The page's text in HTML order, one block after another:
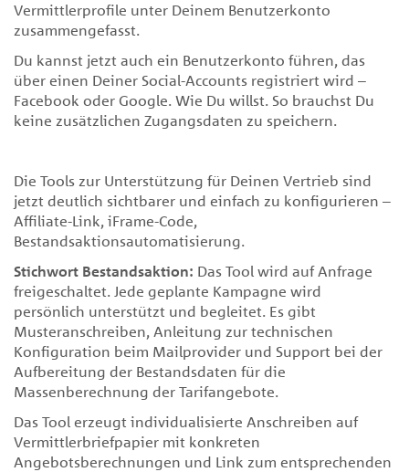
Vermittlerprofile unter Deinem Benutzerkonto
zusammengefasst.
Du kannst jetzt auch ein Benutzerkonto führen, das
über einen Deiner Social-Accounts registriert wird –
Facebook oder Google. Wie Du willst. So brauchst Du
keine zusätzlichen Zugangsdaten zu speichern.
Die Tools zur Unterstützung für Deinen Vertrieb sind
jetzt deutlich sichtbarer und einfach zu konfigurieren –
Affiliate-Link, iFrame-Code,
Bestandsaktionsautomatisierung.
Stichwort Bestandsaktion: Das Tool wird auf Anfrage
freigeschaltet. Jede geplante Kampagne wird
persönlich unterstützt und begleitet. Es gibt
Musteranschreiben, Anleitung zur technischen
Konfiguration beim Mailprovider und Support bei der
Aufbereitung der Bestandsdaten für die
Massenberechnung der Tarifangebote.
Das Tool erzeugt individualisierte Anschreiben auf
Vermittlerbriefpapier mit konkreten
Angebotsberechnungen und Link zum entsprechenden